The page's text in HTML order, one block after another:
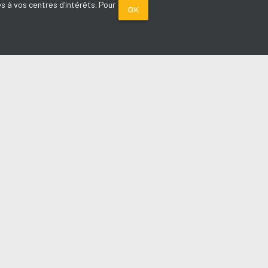
à vos centres d'intérêts. Pour
OK